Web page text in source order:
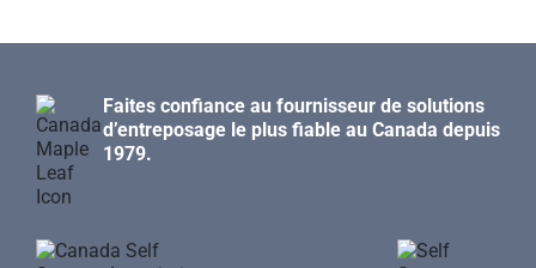
Faites confiance au fournisseur de solutions
d’entreposage le plus fiable au Canada depuis
1979.